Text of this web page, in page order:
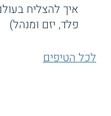
איך להצליח
פלד, יזם ומנהל)
לכל הטיפים